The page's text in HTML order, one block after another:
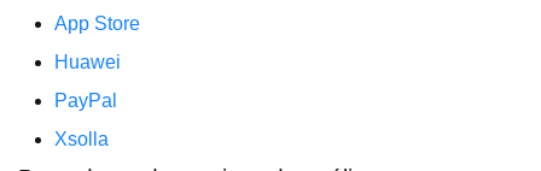
App Store
Huawei
PayPal
Xsolla